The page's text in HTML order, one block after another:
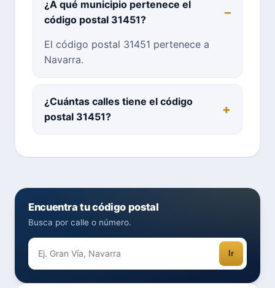
¿A qué municipio pertenece el
código postal 31451?
El código postal 31451 pertenece a
Navarra.
¿Cuántas calles tiene el código
postal 31451?
Encuentra tu código postal
Busca por calle o número.
Ir